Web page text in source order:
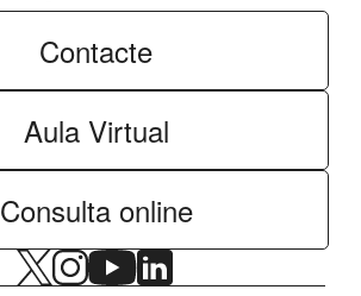
Contacte
Aula Virtual
Consulta online